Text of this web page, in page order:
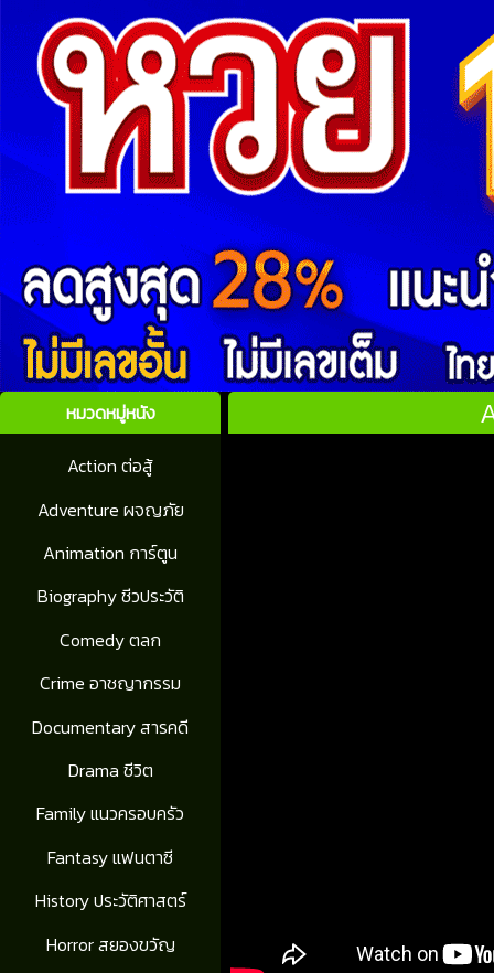
หมวดหมู่หนัง
Action ต่อสู้
Adventure ผจญภัย
Animation การ์ตูน
Biography ชีวประวัติ
Comedy ตลก
Crime อาชญากรรม
Documentary สารคดี
Drama ชีวิต
Family แนวครอบครัว
Fantasy แฟนตาซี
History ประวัติศาสตร์
Horror สยองขวัญ